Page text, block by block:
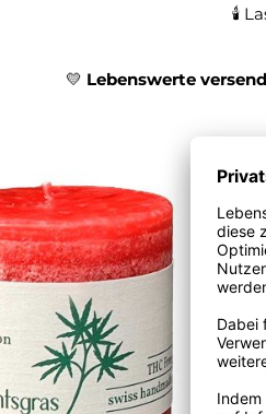
🕯️
💛 Lebenswerte